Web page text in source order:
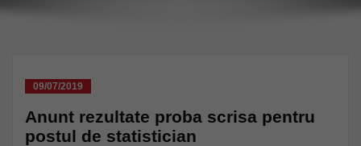
09/07/2019
Anunt rezultate proba scrisa pentru
postul de statistician